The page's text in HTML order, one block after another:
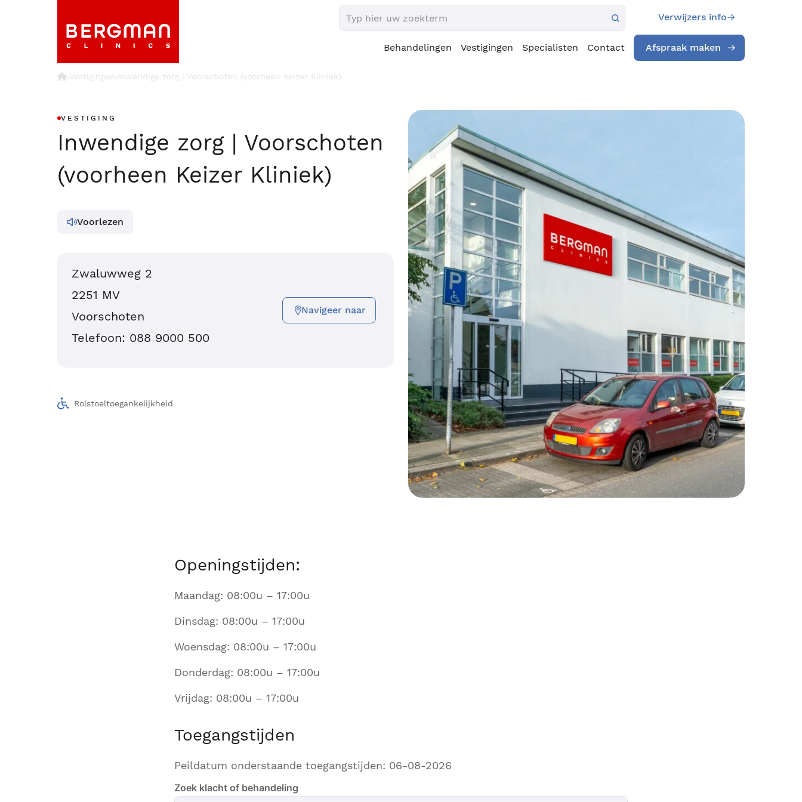
Verwijzers info
Behandelingen Vestigingen Specialisten Contact Afspraak maken
›Vestigingen› Inwendige zorg | Voorschoten (voorheen Keizer Kliniek)
VESTIGING
Inwendige zorg | Voorschoten
(voorheen Keizer Kliniek)
Voorlezen
Zwaluwweg 2
2251 MV
Voorschoten
Telefoon: 088 9000 500
Navigeer naar
Rolstoeltoegankelijkheid
Openingstijden:
Maandag: 08:00u – 17:00u
Dinsdag: 08:00u – 17:00u
Woensdag: 08:00u – 17:00u
Donderdag: 08:00u – 17:00u
Vrijdag: 08:00u – 17:00u
Toegangstijden
Peildatum onderstaande toegangstijden: 06-08-2026
Zoek klacht of behandeling